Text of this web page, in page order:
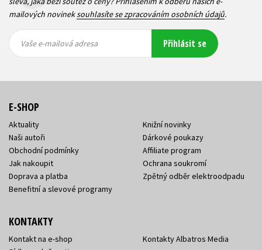
mailových novineksouhlasíte se zpracováním osobních údajů.
mailová
mailová
Vaše e-mailová adresa Přihlásit se
E-SHOP
Aktuality
Naši autoři
Obchodní podmínky
Jak nakoupit
Doprava a platba
Benefitní a slevové programy
Knižní novinky
Dárkové poukazy
Affiliate program
Ochrana soukromí
Zpětný odběr elektroodpadu
KONTAKTY
Kontakt na e-shop
Kontakty Albatros Media